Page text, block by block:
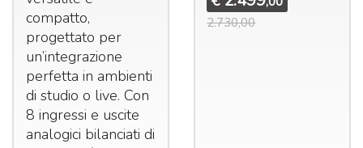
compatto,
progettato per
un’integrazione
perfetta in ambienti
di studio o live. Con
8 ingressi e uscite
analogici bilanciati di
2.730,00